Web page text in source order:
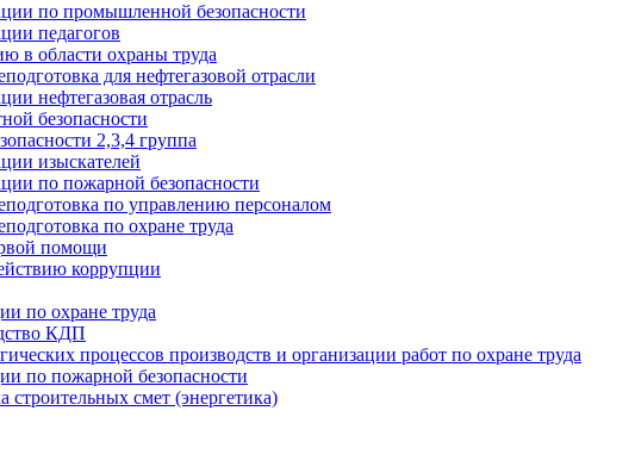
по промышленной безопасности
педагогов
в области охраны труда
для нефтегазовой отрасли
нефтегазовая отрасль
безопасности
2,3,4 группа
изыскателей
по пожарной безопасности
по управлению персоналом
по охране труда
помощи
коррупции
по охране труда
КДП
процессов производств и организации работ по охране труда
по пожарной безопасности
строительных смет (энергетика)